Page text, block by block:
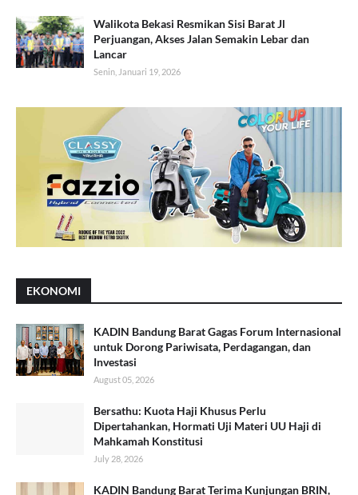
Walikota Bekasi Resmikan Sisi Barat Jl
Perjuangan, Akses Jalan Semakin Lebar dan
Lancar
Senin, Januari 19, 2026
EKONOMI
KADIN Bandung Barat Gagas Forum Internasional
untuk Dorong Pariwisata, Perdagangan, dan
Investasi
August 05, 2026
Bersathu: Kuota Haji Khusus Perlu
Dipertahankan, Hormati Uji Materi UU Haji di
Mahkamah Konstitusi
July 28, 2026
KADIN Bandung Barat Terima Kunjungan BRIN,